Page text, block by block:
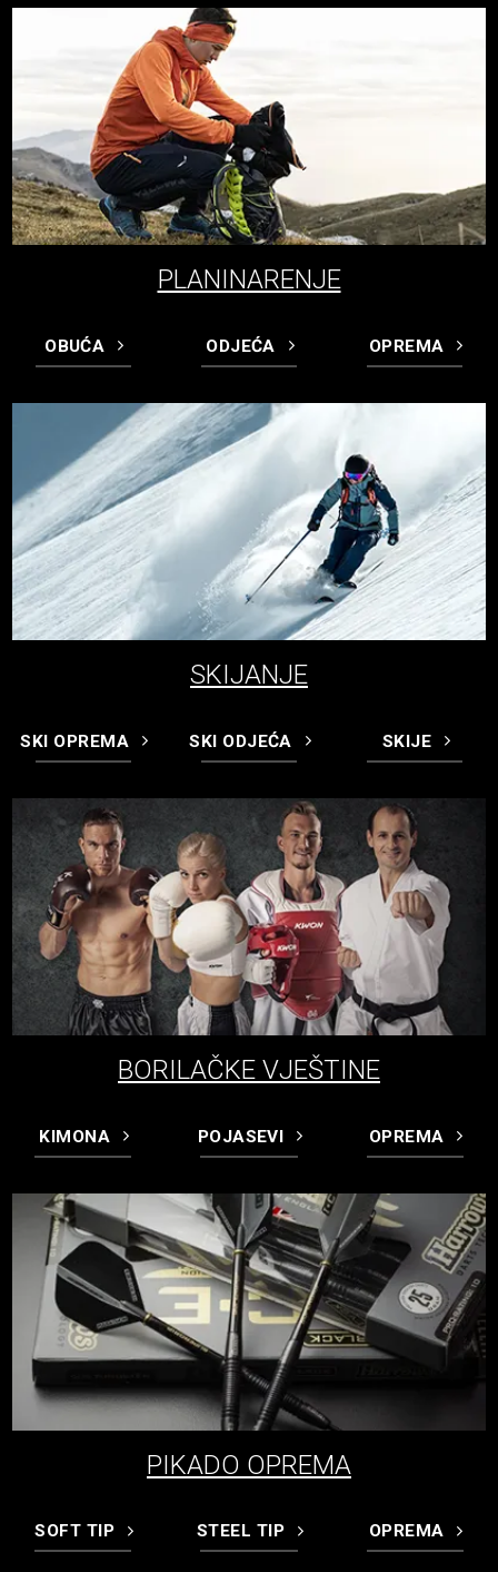
PLANINARENJE
OBUĆA ODJEĆA OPREMA
SKIJANJE
SKI OPREMA SKI ODJEĆA SKIJE
BORILAČKE VJEŠTINE
KIMONA POJASEVI OPREMA
PIKADO OPREMA
SOFT TIP STEEL TIP OPREMA